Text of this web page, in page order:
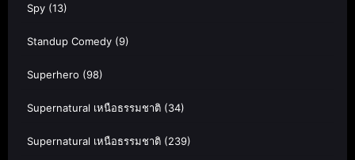
Spy (13)
Standup Comedy (9)
Superhero (98)
Supernatural เหนือธรรมชาติ (34)
Supernatural เหนือธรรมชาติ (239)